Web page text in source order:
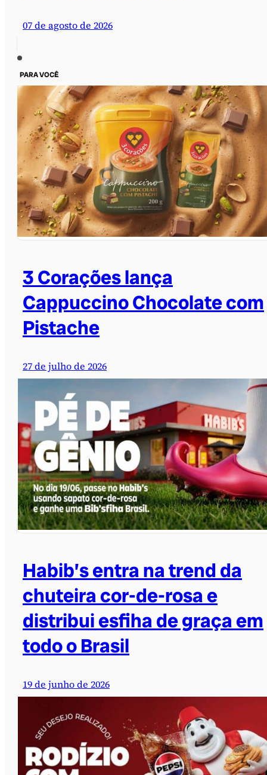
07 de agosto de 2026
PARA VOCÊ
3 Corações lança
Cappuccino Chocolate com
Pistache
27 de julho de 2026
Habib’s entra na trend da
chuteira cor-de-rosa e
distribui esfiha de graça em
todo o Brasil
19 de junho de 2026